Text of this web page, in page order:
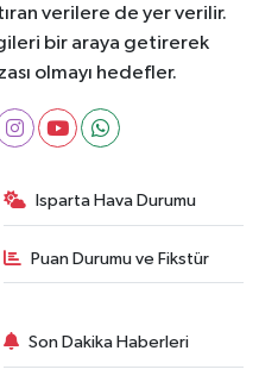
verilere de yer verilir.
bir araya getirerek
olmayı hedefler.
Isparta Hava Durumu
Puan Durumu ve Fikstür
Son Dakika Haberleri